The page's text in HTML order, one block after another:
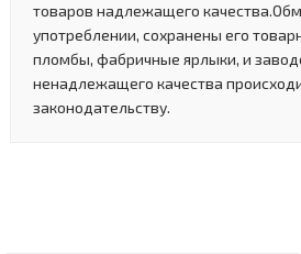
товаров надлежащего
употреблении, сохранены его
пломбы, фабричные ярлыки, и
ненадлежащего качества
законодательству.